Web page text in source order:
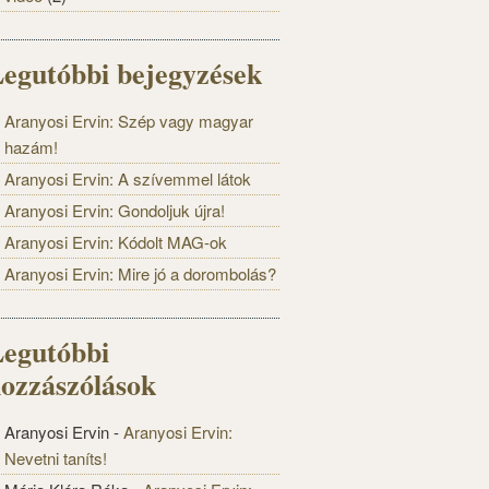
bejegyzések
Aranyosi Ervin: Szép vagy magyar
hazám!
Aranyosi Ervin: A szívemmel látok
Aranyosi Ervin: Gondoljuk újra!
Aranyosi Ervin: Kódolt MAG-ok
Aranyosi Ervin: Mire jó a dorombolás?
Aranyosi Ervin-Aranyosi Ervin:
Nevetni taníts!